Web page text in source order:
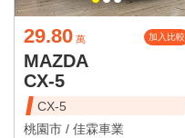
29.80 萬 加入比較
MAZDA
CX-5
CX-5
桃園市 / 佳霖車業